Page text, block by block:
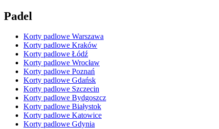
Padel
Korty padlowe Warszawa
Korty padlowe Kraków
Korty padlowe Łódź
Korty padlowe Wrocław
Korty padlowe Poznań
Korty padlowe Gdańsk
Korty padlowe Szczecin
Korty padlowe Bydgoszcz
Korty padlowe Białystok
Korty padlowe Katowice
Korty padlowe Gdynia